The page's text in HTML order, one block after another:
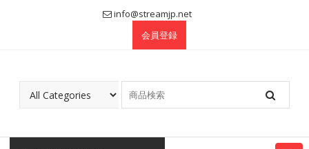
info@streamjp.net
会員登録